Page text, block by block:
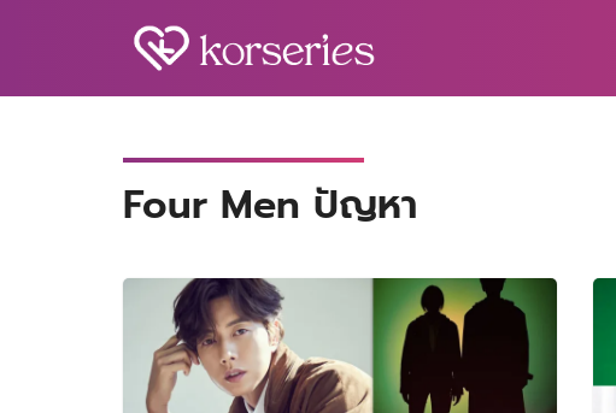
Four Men ปัญหา